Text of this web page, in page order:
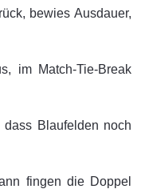
bewies Ausdauer,
im Match-Tie-Break
Blaufelden noch
fingen die Doppel